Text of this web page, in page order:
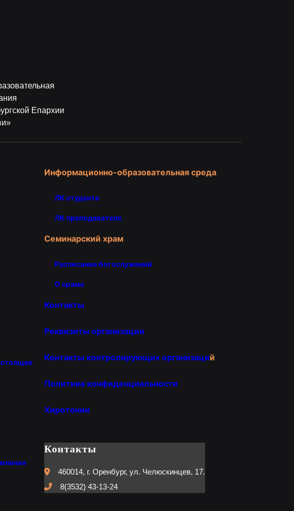
Епархии
Информационно-образовательная среда
ЛК студента
ЛК преподавателя
Семинарский храм
Расписание богослужений
О храме
Контакты
Реквизиты организации
Контакты контролирующих организаций
Политика конфиденциальности
Хиротонии
Контакты
460014, г. Оренбург, ул. Челюскинцев, 17.
8(3532) 43-13-24